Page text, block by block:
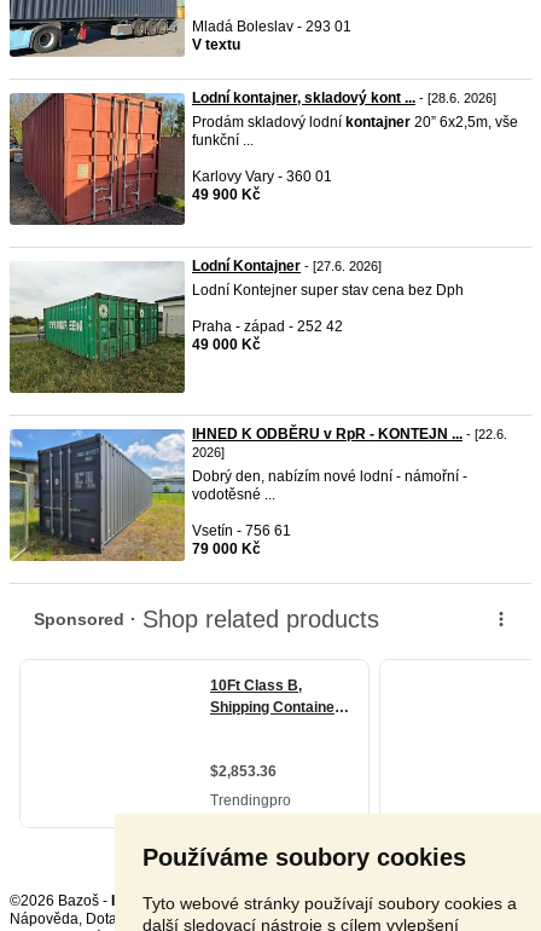
Používáme soubory cookies
Tyto webové stránky používají soubory cookies a
další sledovací nástroje s cílem vylepšení
Mladá Boleslav - 293 01
V textu
Lodní kontajner, skladový kont ... - [28.6. 2026]
Prodám skladový lodní kontajner 20” 6x2,5m, vše
funkční ...
Karlovy Vary - 360 01
49 900 Kč
Lodní Kontajner - [27.6. 2026]
Lodní Kontejner super stav cena bez Dph
Praha - západ - 252 42
49 000 Kč
IHNED K ODBĚRU v RpR - KONTEJN ... - [22.6.
2026]
Dobrý den, nabízím nové lodní - námořní -
vodotěsné ...
Vsetín - 756 61
79 000 Kč
©2026 Bazoš -
Inzerce, Bazar
Nápověda, Dotazy Hodnocení,Kontakt,Reklama, Podmínky,Ochrana údajů